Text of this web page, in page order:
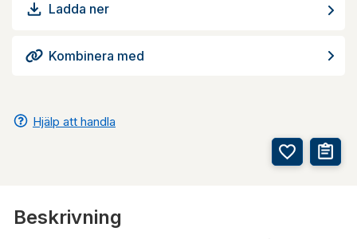
Ladda ner
Kombinera med
Hjälp att handla
Beskrivning